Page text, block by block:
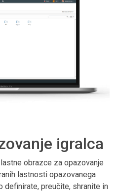
igralca
obrazce za opazovanje
lastnosti opazovanega
definirate, preučite, shranite in